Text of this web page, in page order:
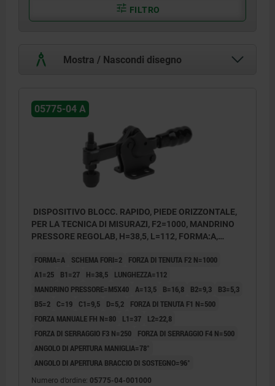
FILTRO
Mostra / Nascondi disegno
05775-04 A
DISPOSITIVO BLOCC. RAPIDO, PIEDE ORIZZONTALE,
PER LA TECNICA DI MISURAZI, F2=1000, MANDRINO
PRESSORE REGOLAB, H=38,5, L=112, FORMA:A,
FORMA=A SCHEMA FORI=2
FORZA DI TENUTA F2 N=1000
A1=25
B1=27 H=38,5
LUNGHEZZA=112
MANDRINO PRESSORE=M5X40 A=13,5 B=16,8 B2=9,3
B3=5,3
B5=2
C=19 C1=9,5 D=5,2
FORZA DI TENUTA F1 N=500
FORZA MANUALE FH N=80
L1=37
L2=22,8
FORZA DI SERRAGGIO F3 N=250
FORZA DI SERRAGGIO F4 N=500
ANGOLO DI APERTURA MANIGLIA=78°
ANGOLO DI APERTURA BRACCIO DI SOSTEGNO=96°
Numero d’ordine: 05775-04-001000